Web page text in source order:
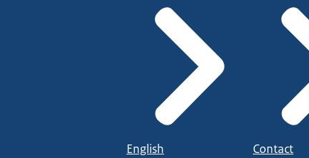
English Contact